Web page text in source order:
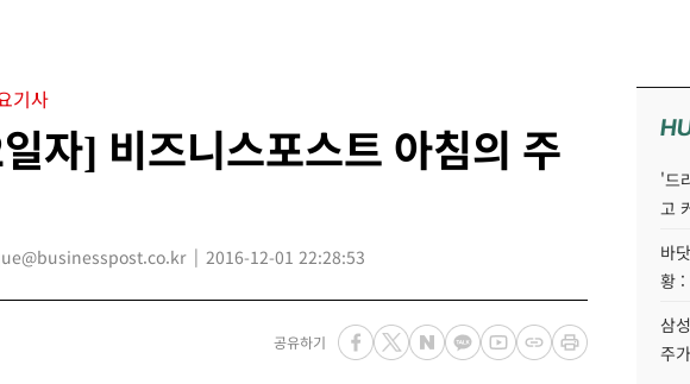
기사
자] 비즈니스포스트 아침의 주
2016-12-01 22:28:53
공유하기
'드
고
바
황 :
삼
주